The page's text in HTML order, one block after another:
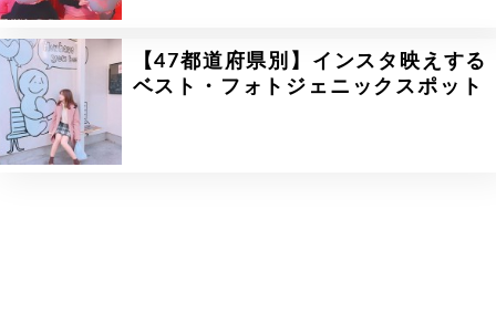
【47都道府県別】インスタ映えする
ベスト・フォトジェニックスポット